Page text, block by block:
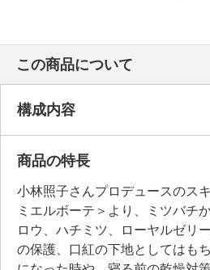
この商品について
構成内容
商品の特長
小林照子さんプロデュースのス
ミエルボーテ＞より、ミツバチ
ロウ、ハチミツ、ローヤルゼリ
の保護、口紅の下地としてはも